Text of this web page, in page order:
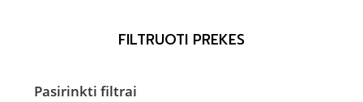
FILTRUOTI PREKES
Pasirinkti filtrai